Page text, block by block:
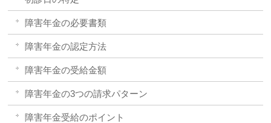
障害年金の必要書類
障害年金の認定方法
障害年金の受給金額
障害年金の3つの請求パターン
障害年金受給のポイント